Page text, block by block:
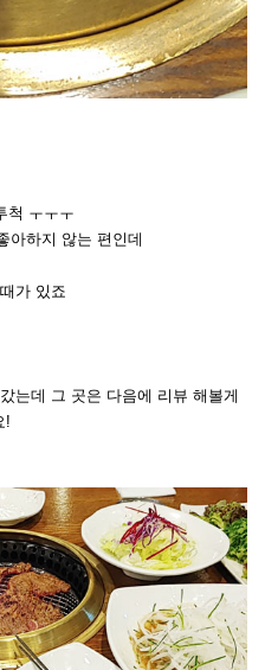
척 ㅜㅜㅜ
아하지 않는 편인데
가 있죠
는데 그 곳은 다음에 리뷰 해볼게
!